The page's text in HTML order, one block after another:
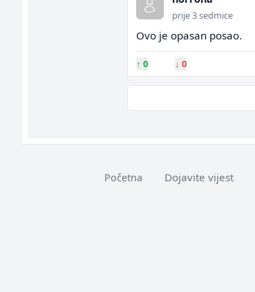
prije 3 sedmice
Ovo je opasan posao.
↑ 0 ↓ 0
Početna Dojavite vijest